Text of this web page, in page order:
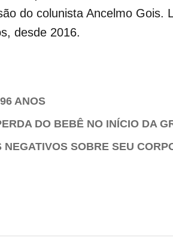
do colunista Ancelmo Gois.
desde 2016.
ANOS
DO BEBÊ NO INÍCIO DA
SOBRE SEU